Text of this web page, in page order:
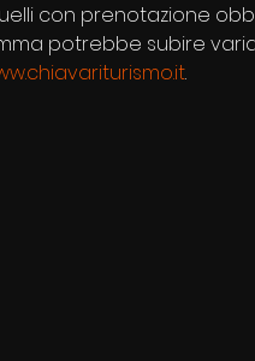
con prenotazione
potrebbe subire
.